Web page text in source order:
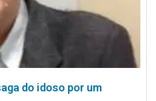
do idoso por um